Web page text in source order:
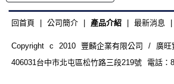
回首頁 公司簡介| 產品介紹| 最新消息
Copyright c 2010 豐麟企業有限公司 / 廣旺
406031台中市北屯區松竹路三段219號 電話：